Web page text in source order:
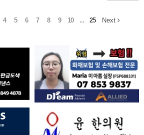
4 5 6 7 8 9 10 ... 25 Next